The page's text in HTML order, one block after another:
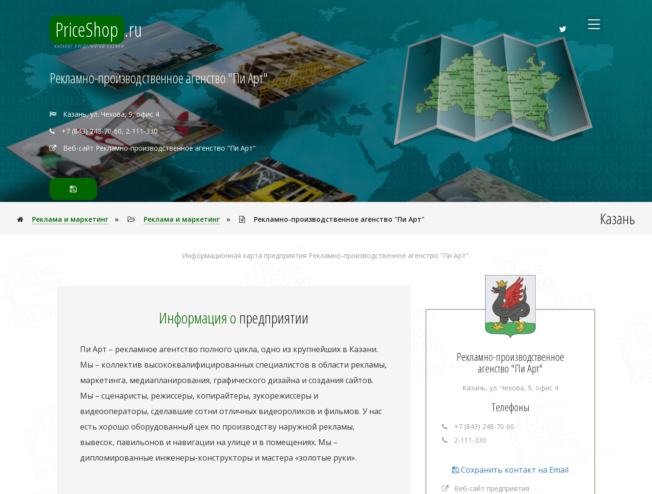
PriceShop .ru
КАТАЛОГ ПРЕДПРИЯТИЙ КАЗАНИ
Рекламно-производственное агенство "Пи Арт"
Казань, ул. Чехова, 9, офис 4
+7 (843) 248-70-60, 2-111-330
Веб-сайт Рекламно-производственное агенство "Пи Арт"
Реклама и маркетинг » Реклама и маркетинг » Рекламно-производственное агенство "Пи Арт" Казань
Информационная карта предприятия Рекламно-производственное агенство "Пи Арт".
Информация о предприятии
Пи Арт – рекламное агентство полного цикла, одно из крупнейших в Казани.
Мы – коллектив высококвалифицированных специалистов в области рекламы,
маркетинга, медиапланирования, графического дизайна и создания сайтов.
Мы – сценаристы, режиссеры, копирайтеры, зукорежиссеры и
видеооператоры, сделавшие сотни отличных видеороликов и фильмов. У нас
есть хорошо оборудованный цех по производству наружной рекламы,
вывесок, павильонов и навигации на улице и в помещениях. Мы –
дипломированные инженеры-конструкторы и мастера «золотые руки».
Рекламно-производственное
агенство "Пи Арт"
Казань, ул. Чехова, 9, офис 4
Телефоны
+7 (843) 248-70-60
2-111-330
Сохранить контакт на Email
Веб-сайт предприятия